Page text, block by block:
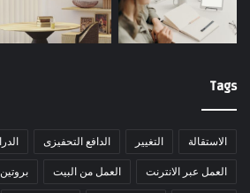
Tags
الاستقالة التغيير الدافع التحفيزى
العمل عبر الانترنت العمل من البيت بروتين